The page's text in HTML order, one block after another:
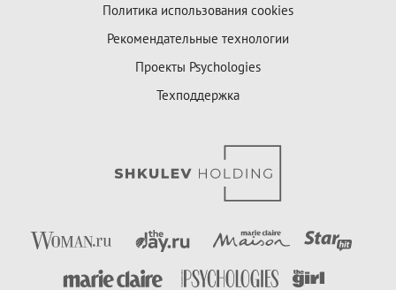
Политика использования cookies
Рекомендательные технологии
Проекты Psychologies
Техподдержка